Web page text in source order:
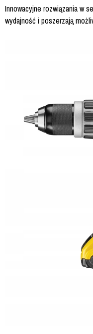
Innowacyjne rozwiązania w
wydajność i poszerzają